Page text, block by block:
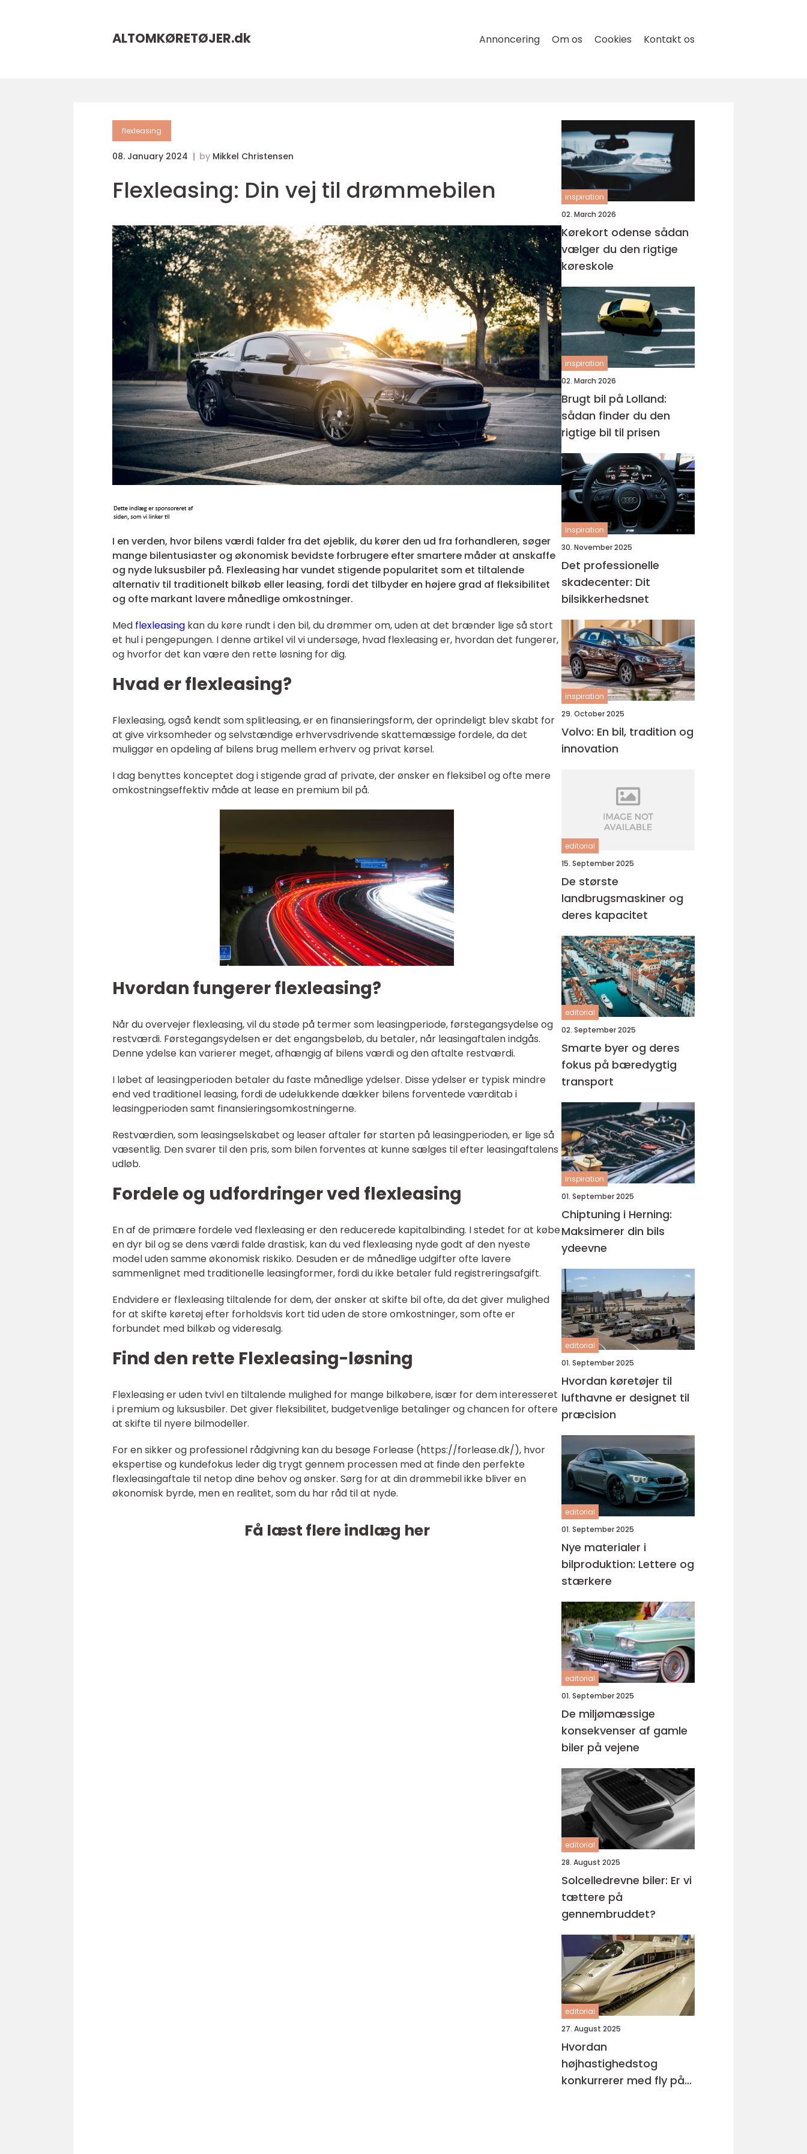
ALTOMKØRETØJER.dk Annoncering Om os Cookies Kontakt os
flexleasing
08. January 2024 by Mikkel Christensen
Flexleasing: Din vej til drømmebilen
I en verden, hvor bilens værdi falder fra det øjeblik, du kører den ud fra forhandleren, søger
mange bilentusiaster og økonomisk bevidste forbrugere efter smartere måder at anskaffe
og nyde luksusbiler på. Flexleasing har vundet stigende popularitet som et tiltalende
alternativ til traditionelt bilkøb eller leasing, fordi det tilbyder en højere grad af fleksibilitet
og ofte markant lavere månedlige omkostninger.
Med flexleasing kan du køre rundt i den bil, du drømmer om, uden at det brænder lige så stort
et hul i pengepungen. I denne artikel vil vi undersøge, hvad flexleasing er, hvordan det fungerer,
og hvorfor det kan være den rette løsning for dig.
Hvad er flexleasing?
Flexleasing, også kendt som splitleasing, er en finansieringsform, der oprindeligt blev skabt for
at give virksomheder og selvstændige erhvervsdrivende skattemæssige fordele, da det
muliggør en opdeling af bilens brug mellem erhverv og privat kørsel.
I dag benyttes konceptet dog i stigende grad af private, der ønsker en fleksibel og ofte mere
omkostningseffektiv måde at lease en premium bil på.
Hvordan fungerer flexleasing?
Når du overvejer flexleasing, vil du støde på termer som leasingperiode, førstegangsydelse og
restværdi. Førstegangsydelsen er det engangsbeløb, du betaler, når leasingaftalen indgås.
Denne ydelse kan varierer meget, afhængig af bilens værdi og den aftalte restværdi.
I løbet af leasingperioden betaler du faste månedlige ydelser. Disse ydelser er typisk mindre
end ved traditionel leasing, fordi de udelukkende dækker bilens forventede værditab i
leasingperioden samt finansieringsomkostningerne.
Restværdien, som leasingselskabet og leaser aftaler før starten på leasingperioden, er lige så
væsentlig. Den svarer til den pris, som bilen forventes at kunne sælges til efter leasingaftalens
udløb.
Fordele og udfordringer ved flexleasing
En af de primære fordele ved flexleasing er den reducerede kapitalbinding. I stedet for at købe
en dyr bil og se dens værdi falde drastisk, kan du ved flexleasing nyde godt af den nyeste
model uden samme økonomisk riskiko. Desuden er de månedlige udgifter ofte lavere
sammenlignet med traditionelle leasingformer, fordi du ikke betaler fuld registreringsafgift.
Endvidere er flexleasing tiltalende for dem, der ønsker at skifte bil ofte, da det giver mulighed
for at skifte køretøj efter forholdsvis kort tid uden de store omkostninger, som ofte er
forbundet med bilkøb og videresalg.
Find den rette Flexleasing-løsning
Flexleasing er uden tvivl en tiltalende mulighed for mange bilkøbere, især for dem interesseret
i premium og luksusbiler. Det giver fleksibilitet, budgetvenlige betalinger og chancen for oftere
at skifte til nyere bilmodeller.
For en sikker og professionel rådgivning kan du besøge Forlease (https://forlease.dk/), hvor
ekspertise og kundefokus leder dig trygt gennem processen med at finde den perfekte
flexleasingaftale til netop dine behov og ønsker. Sørg for at din drømmebil ikke bliver en
økonomisk byrde, men en realitet, som du har råd til at nyde.
Få læst flere indlæg her
inspiration
02. March 2026
Kørekort odense sådan
vælger du den rigtige
køreskole
inspiration
02. March 2026
Brugt bil på Lolland:
sådan finder du den
rigtige bil til prisen
inspiration
30. November 2025
Det professionelle
skadecenter: Dit
bilsikkerhedsnet
inspiration
29. October 2025
Volvo: En bil, tradition og
innovation
editorial
15. September 2025
De største
landbrugsmaskiner og
deres kapacitet
editorial
02. September 2025
Smarte byer og deres
fokus på bæredygtig
transport
inspiration
01. September 2025
Chiptuning i Herning:
Maksimerer din bils
ydeevne
editorial
01. September 2025
Hvordan køretøjer til
lufthavne er designet til
præcision
editorial
01. September 2025
Nye materialer i
bilproduktion: Lettere og
stærkere
editorial
01. September 2025
De miljømæssige
konsekvenser af gamle
biler på vejene
editorial
28. August 2025
Solcelledrevne biler: Er vi
tættere på
gennembruddet?
editorial
27. August 2025
Hvordan
højhastighedstog
konkurrerer med fly på